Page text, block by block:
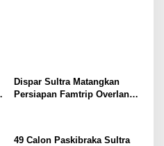
Dispar Sultra Matangkan
Persiapan Famtrip Overland 3
49 Calon Paskibraka Sultra